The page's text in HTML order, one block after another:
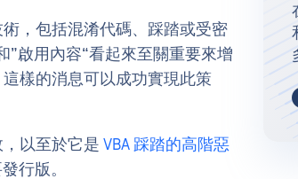
，包括混淆代碼、踩踏或受密
啟用內容“看起來至關重要來增
樣的消息可以成功實現此策
以至於它是 VBA 踩踏的高階惡
行版。